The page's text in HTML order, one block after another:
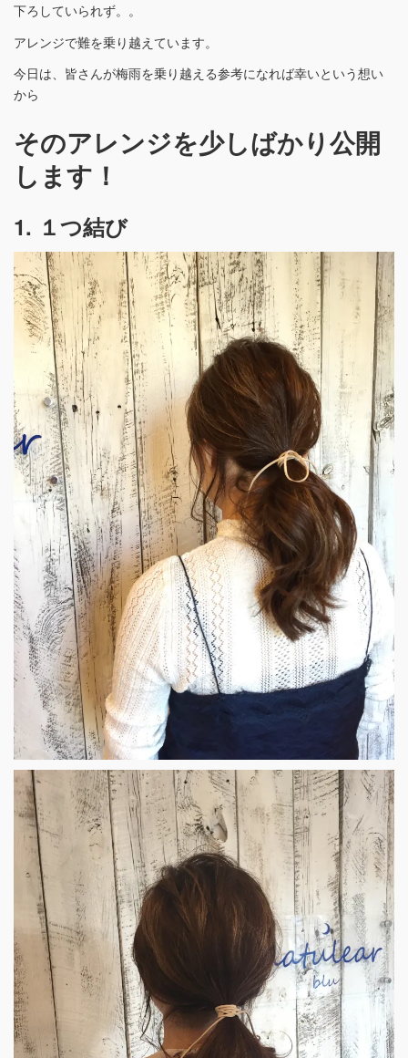
下ろしていられず。。
アレンジで難を乗り越えています。
今日は、皆さんが梅雨を乗り越える参考になれば幸いという想い
から
そのアレンジを少しばかり公開
します！
1. １つ結び